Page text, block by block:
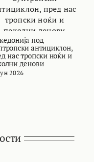
под
антициклон,
нас тропски ноќи и
денови
2026